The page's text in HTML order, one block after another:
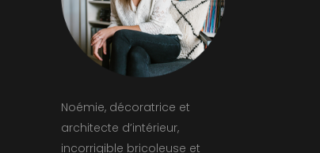
Noémie, décoratrice et
architecte d’intérieur,
incorrigible bricoleuse et